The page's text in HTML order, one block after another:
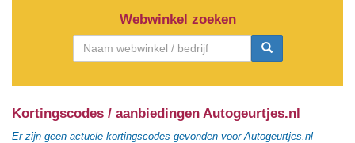
Webwinkel zoeken
Kortingscodes / aanbiedingen Autogeurtjes.nl
Er zijn geen actuele kortingscodes gevonden voor Autogeurtjes.nl